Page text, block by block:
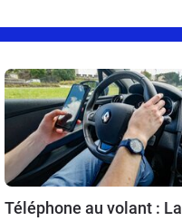
Téléphone au volant : La